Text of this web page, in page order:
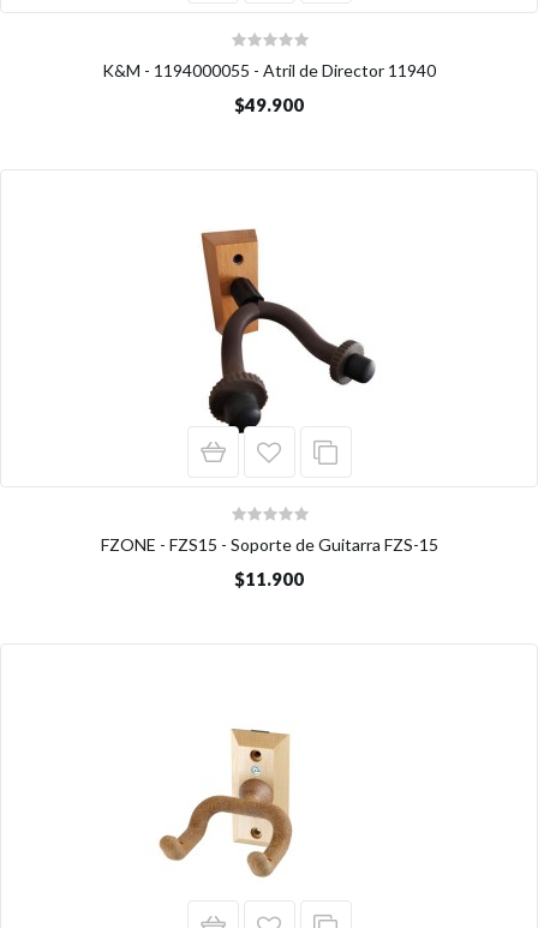
K&M - 1194000055 - Atril de Director 11940
$49.900
FZONE - FZS15 - Soporte de Guitarra FZS-15
$11.900